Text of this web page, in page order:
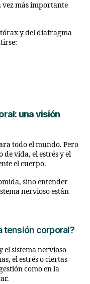
vez más importante
y del diafragma
una visión
todo el mundo. Pero
de vida, el estrés y el
el cuerpo.
sino entender
nervioso están
tensión corporal?
el sistema nervioso
el estrés o ciertas
como en la